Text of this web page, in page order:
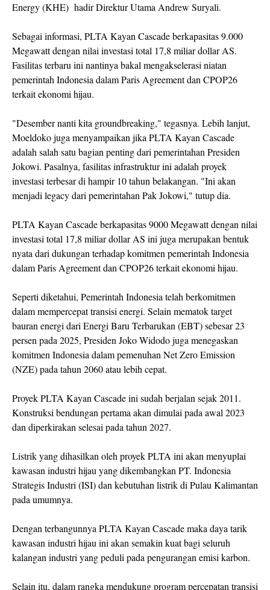
Energy (KHE) hadir Direktur Utama Andrew Suryali.
Sebagai informasi, PLTA Kayan Cascade berkapasitas 9.000
Megawatt dengan nilai investasi total 17,8 miliar dollar AS.
Fasilitas terbaru ini nantinya bakal mengakselerasi niatan
pemerintah Indonesia dalam Paris Agreement dan CPOP26
terkait ekonomi hijau.
"Desember nanti kita groundbreaking," tegasnya. Lebih lanjut,
Moeldoko juga menyampaikan jika PLTA Kayan Cascade
adalah salah satu bagian penting dari pemerintahan Presiden
Jokowi. Pasalnya, fasilitas infrastruktur ini adalah proyek
investasi terbesar di hampir 10 tahun belakangan. "Ini akan
menjadi legacy dari pemerintahan Pak Jokowi," tutup dia.
PLTA Kayan Cascade berkapasitas 9000 Megawatt dengan nilai
investasi total 17,8 miliar dollar AS ini juga merupakan bentuk
nyata dari dukungan terhadap komitmen pemerintah Indonesia
dalam Paris Agreement dan CPOP26 terkait ekonomi hijau.
Seperti diketahui, Pemerintah Indonesia telah berkomitmen
dalam mempercepat transisi energi. Selain mematok target
bauran energi dari Energi Baru Terbarukan (EBT) sebesar 23
persen pada 2025, Presiden Joko Widodo juga menegaskan
komitmen Indonesia dalam pemenuhan Net Zero Emission
(NZE) pada tahun 2060 atau lebih cepat.
Proyek PLTA Kayan Cascade ini sudah berjalan sejak 2011.
Konstruksi bendungan pertama akan dimulai pada awal 2023
dan diperkirakan selesai pada tahun 2027.
Listrik yang dihasilkan oleh proyek PLTA ini akan menyuplai
kawasan industri hijau yang dikembangkan PT. Indonesia
Strategis Industri (ISI) dan kebutuhan listrik di Pulau Kalimantan
pada umumnya.
Dengan terbangunnya PLTA Kayan Cascade maka daya tarik
kawasan industri hijau ini akan semakin kuat bagi seluruh
kalangan industri yang peduli pada pengurangan emisi karbon.
Selain itu, dalam rangka mendukung program percepatan transisi